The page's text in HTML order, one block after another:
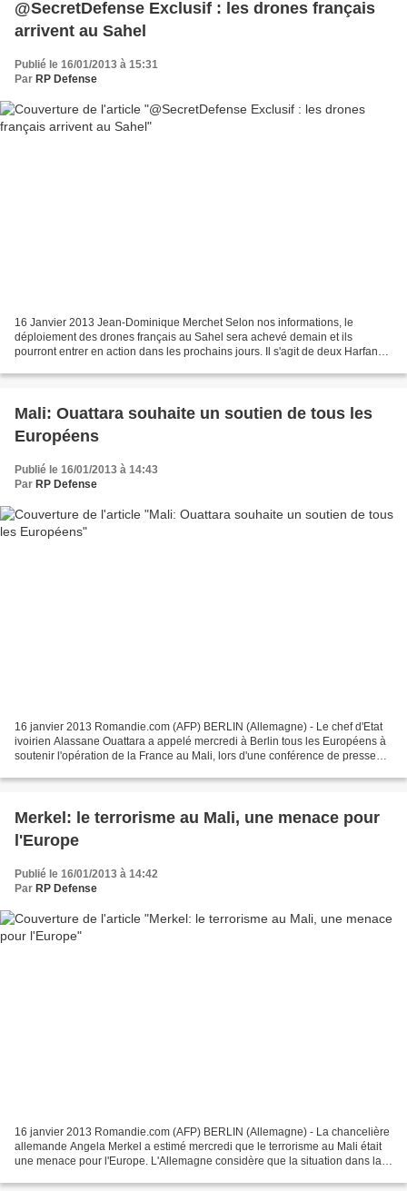
@SecretDefense Exclusif : les drones français
arrivent au Sahel
Publié le 16/01/2013 à 15:31
Par RP Defense
16 Janvier 2013 Jean-Dominique Merchet Selon nos informations, le
déploiement des drones français au Sahel sera achevé demain et ils
pourront entrer en action dans les prochains jours. Il s'agit de deux Harfang
Mali: Ouattara souhaite un soutien de tous les
Européens
Publié le 16/01/2013 à 14:43
Par RP Defense
16 janvier 2013 Romandie.com (AFP) BERLIN (Allemagne) - Le chef d'Etat
ivoirien Alassane Ouattara a appelé mercredi à Berlin tous les Européens à
soutenir l'opération de la France au Mali, lors d'une conférence de presse
Merkel: le terrorisme au Mali, une menace pour
l'Europe
Publié le 16/01/2013 à 14:42
Par RP Defense
16 janvier 2013 Romandie.com (AFP) BERLIN (Allemagne) - La chancelière
allemande Angela Merkel a estimé mercredi que le terrorisme au Mali était
une menace pour l'Europe. L'Allemagne considère que la situation dans la